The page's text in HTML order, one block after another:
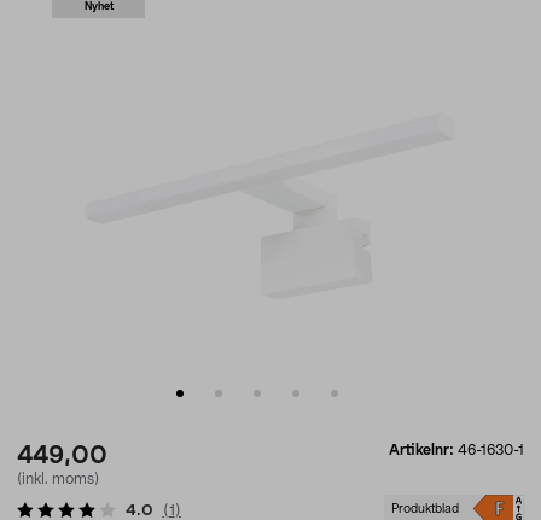
Nyhet
449,00
(inkl. moms)
Artikelnr: 46-1630-1
Produktblad
4.0 (1 )